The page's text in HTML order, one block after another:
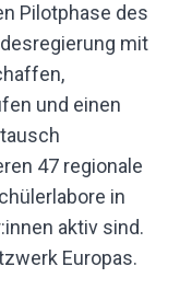
Pilotphase des
mit
und einen
47 regionale
in
aktiv sind.
Europas.